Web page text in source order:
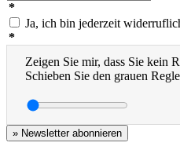
*
Ja, ich bin jederzeit
*
Zeigen Sie mir, dass Sie kein
Schieben Sie den grauen
» Newsletter abonnieren